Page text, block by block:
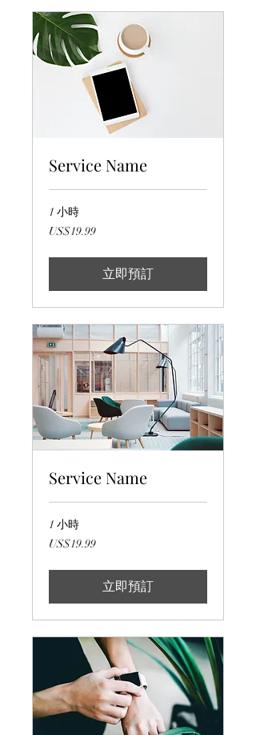
Service Name
1 小時
19.99
美
US$19.99
立即預訂
Service Name
1 小時
19.99
美
US$19.99
立即預訂